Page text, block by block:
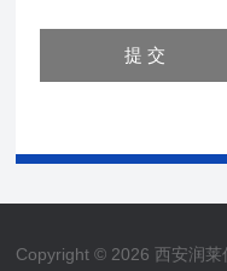
Copyright © 2026 西安润